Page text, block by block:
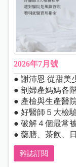
2026年7月號
● 謝沛恩 從甜美
● 剖婦產媽媽各
● 產檢與生產醫
● 好醫師５大檢
● 破解４個最常
● 藥膳、茶飲、
雜誌訂閱